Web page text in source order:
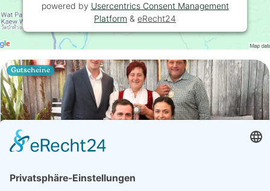
Gutscheine
powered by Usercentrics Consent Management
Platform & eRecht24